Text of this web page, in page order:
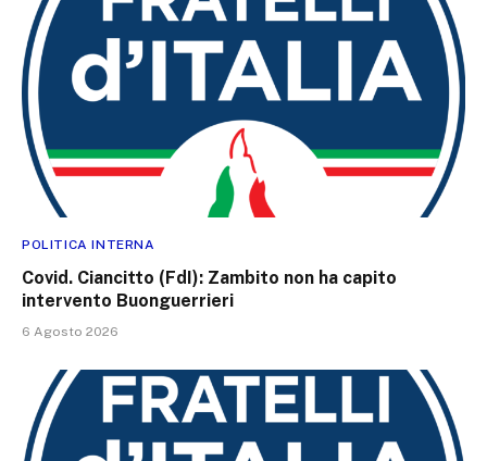
POLITICA INTERNA
Covid. Ciancitto (FdI): Zambito non ha capito
intervento Buonguerrieri
6 Agosto 2026